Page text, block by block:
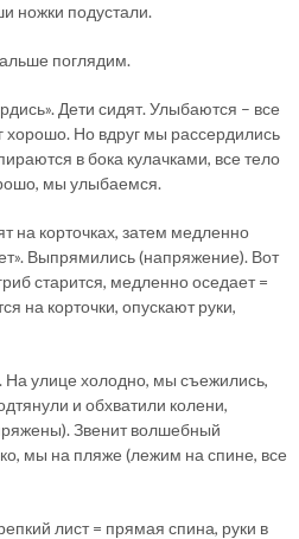
ножки подустали.
поглядим.
Дети сидят. Улыбаются – все
хорошо. Но вдруг мы рассердились
в бока кулачками, все тело
мы улыбаемся.
на корточках, затем медленно
Выпрямились (напряжение). Вот
старится, медленно оседает =
на корточки, опускают руки,
На улице холодно, мы съежились,
и обхватили колени,
Звенит волшебный
мы на пляже (лежим на спине, все
лист = прямая спина, руки в